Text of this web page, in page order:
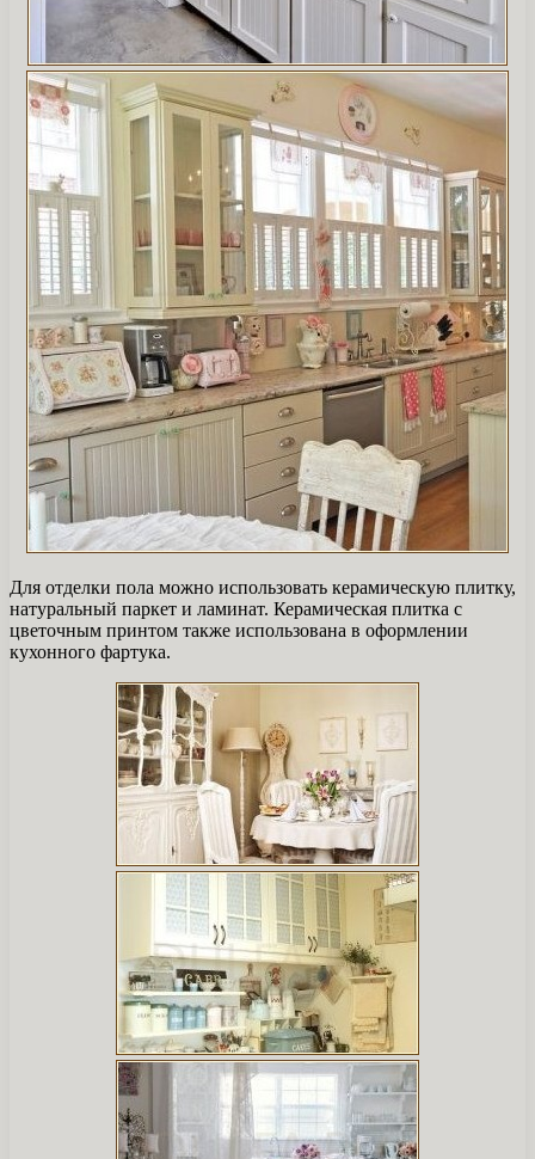
Для отделки пола можно использовать керамическую плитку,
натуральный паркет и ламинат. Керамическая плитка с
цветочным принтом также использована в оформлении
кухонного фартука.